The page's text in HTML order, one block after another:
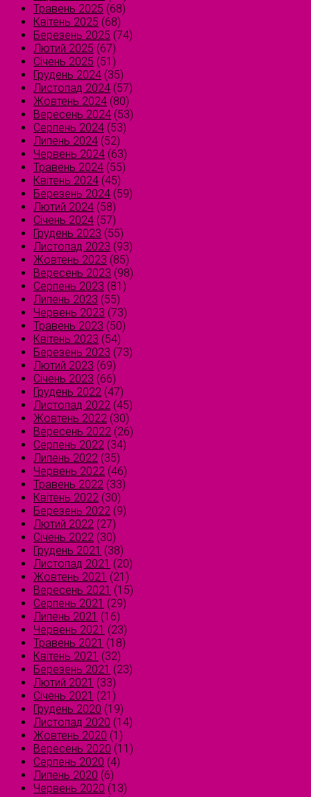
Травень 2025 (68)
Квітень 2025 (68)
Березень 2025 (74)
Лютий 2025 (67)
Січень 2025 (51)
Грудень 2024 (35)
Листопад 2024 (57)
Жовтень 2024 (80)
Вересень 2024 (53)
Серпень 2024 (53)
Липень 2024 (52)
Червень 2024 (63)
Травень 2024 (55)
Квітень 2024 (45)
Березень 2024 (59)
Лютий 2024 (58)
Січень 2024 (57)
Грудень 2023 (55)
Листопад 2023 (93)
Жовтень 2023 (85)
Вересень 2023 (98)
Серпень 2023 (81)
Липень 2023 (55)
Червень 2023 (73)
Травень 2023 (50)
Квітень 2023 (54)
Березень 2023 (73)
Лютий 2023 (69)
Січень 2023 (66)
Грудень 2022 (47)
Листопад 2022 (45)
Жовтень 2022 (30)
Вересень 2022 (26)
Серпень 2022 (34)
Липень 2022 (35)
Червень 2022 (46)
Травень 2022 (33)
Квітень 2022 (30)
Березень 2022 (9)
Лютий 2022 (27)
Січень 2022 (30)
Грудень 2021 (38)
Листопад 2021 (20)
Жовтень 2021 (21)
Вересень 2021 (15)
Серпень 2021 (29)
Липень 2021 (16)
Червень 2021 (23)
Травень 2021 (18)
Квітень 2021 (32)
Березень 2021 (23)
Лютий 2021 (33)
Січень 2021 (21)
Грудень 2020 (19)
Листопад 2020 (14)
Жовтень 2020 (1)
Вересень 2020 (11)
Серпень 2020 (4)
Липень 2020 (6)
Червень 2020 (13)